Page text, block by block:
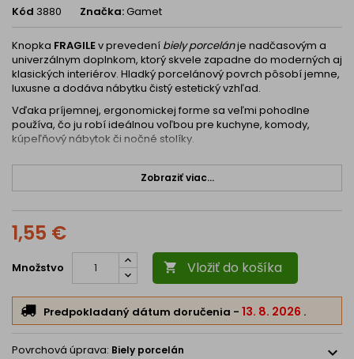
Kód 3880 Značka:Gamet
Knopka FRAGILEv prevedení biely porcelánje nadčasovým a
univerzálnym doplnkom, ktorý skvele zapadne do moderných aj
klasických interiérov. Hladký porcelánový povrch pôsobí jemne,
luxusne a dodáva nábytku čistý estetický vzhľad.
Vďaka príjemnej, ergonomickej forme sa veľmi pohodlne
používa, čo ju robí ideálnou voľbou pre kuchyne, komody,
kúpeľňový nábytok či nočné stolíky.
Technické parametre
Výška:
Materiál:
Farba:biela
hladká glazúra
Montáž:skrutkovaním zo zadnej strany
Montážna skrutka:súčasť balenia
Zobraziť viac...
1,55 €
Množstvo  Vložiť do košíka
Predpokladaný dátum doručenia - 13. 8. 2026 .
Povrchová úprava: Biely porcelán expand_more